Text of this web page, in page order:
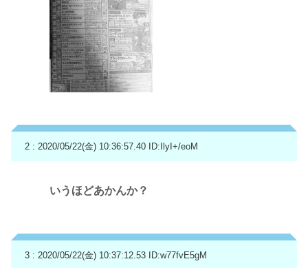
2 : 2020/05/22(金) 10:36:57.40 ID:IlyI+/eoM
いうほどあかんか？
3 : 2020/05/22(金) 10:37:12.53 ID:w77fvE5gM